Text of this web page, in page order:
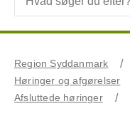
Region Syddanmark
Høringer og afgørelser
Afsluttede høringer